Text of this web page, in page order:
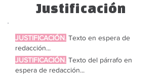
Justificación
JUSTIFICACIÓN. Texto en espera de
redacción...
JUSTIFICACIÓN. Texto del párrafo en
espera de redacción...